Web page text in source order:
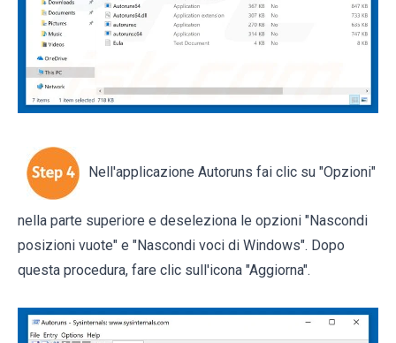
Nell'applicazione Autoruns fai clic su "Opzioni"
nella parte superiore e deseleziona le opzioni "Nascondi
posizioni vuote" e "Nascondi voci di Windows". Dopo
questa procedura, fare clic sull'icona "Aggiorna".